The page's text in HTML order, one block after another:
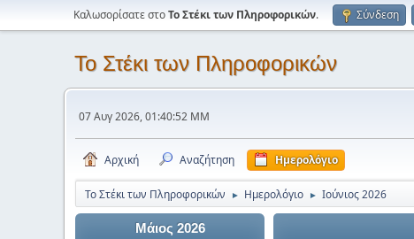
Καλωσορίσατε στοΤο Στέκι των Πληροφορικών. Σύνδεση
Το Στέκι των Πληροφορικών
07 Αυγ 2026, 01:40:52 ΜΜ
Αρχική Αναζήτηση Ημερολόγιο
Το Στέκι των Πληροφορικών ► Ημερολόγιο ► Ιούνιος 2026
Μάιος 2026